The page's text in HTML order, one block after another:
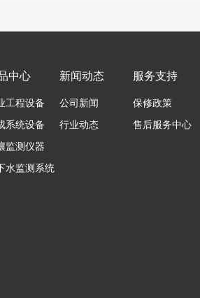
中心
工程设备
系统设备
监测仪器
水监测系统
新闻动态
公司新闻
行业动态
服务支持
保修政策
售后服务中心